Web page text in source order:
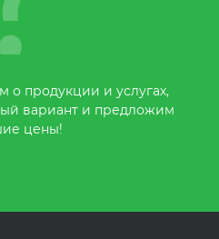
о продукции и услугах,
вариант и предложим
цены!